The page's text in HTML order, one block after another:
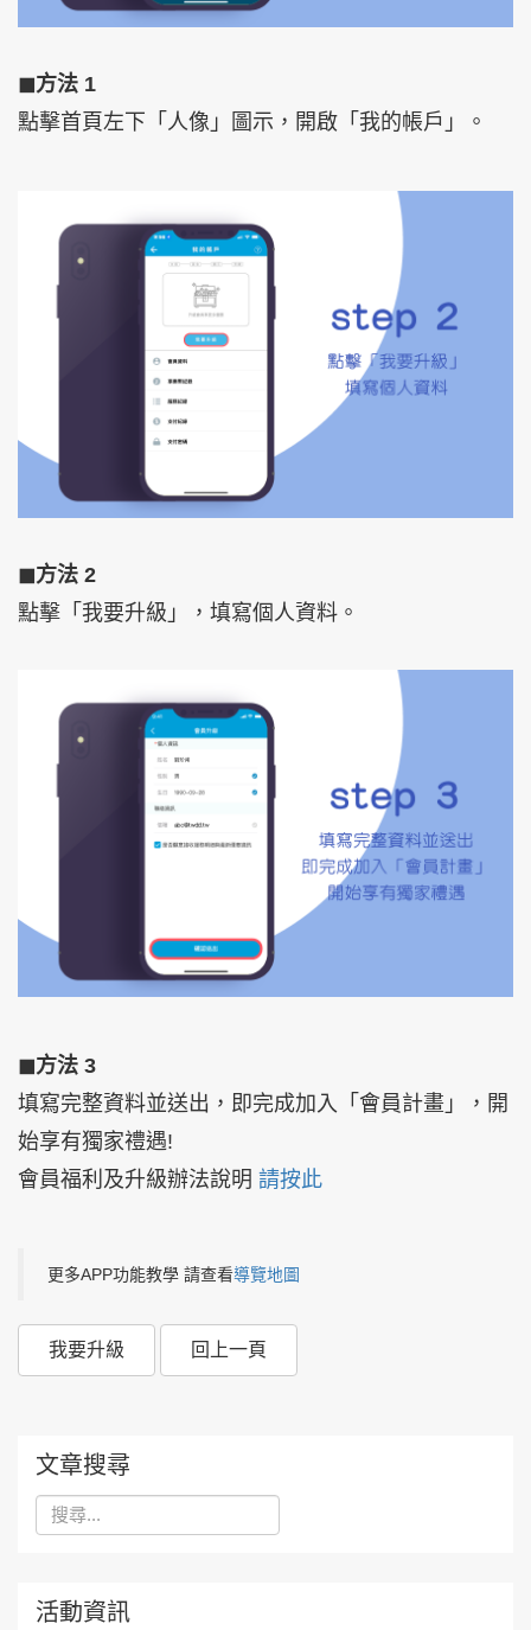
◼︎方法 1
點擊首頁左下「人像」圖示，開啟「我的帳戶」。
◼︎方法 2
點擊「我要升級」，填寫個人資料。
◼︎方法 3
填寫完整資料並送出，即完成加入「會員計畫」，開
始享有獨家禮遇!
會員福利及升級辦法說明 請按此
更多APP功能教學 請查看導覽地圖
我要升級 回上一頁
文章搜尋
活動資訊